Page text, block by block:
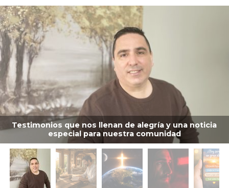
Testimonios que nos llenan de alegría y una noticia
especial para nuestra comunidad